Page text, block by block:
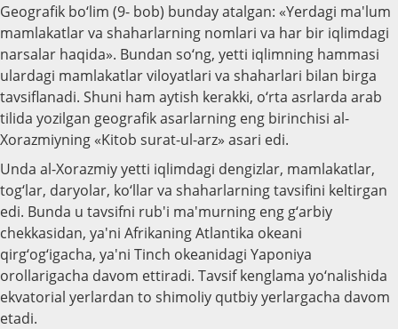
Geografik bo‘lim (9- bob) bunday atalgan: «Yerdagi ma'lum
mamlakatlar va shaharlarning nomlari va har bir iqlimdagi
narsalar haqida». Bundan so‘ng, yetti iqlimning hammasi
ulardagi mamlakatlar viloyatlari va shaharlari bilan birga
tavsiflanadi. Shuni ham aytish kerakki, o‘rta asrlarda arab
tilida yozilgan geografik asarlarning eng birinchisi al-
Xorazmiyning «Kitob surat-ul-arz» asari edi.
Unda al-Xorazmiy yetti iqlimdagi dengizlar, mamlakatlar,
tog‘lar, daryolar, ko‘llar va shaharlarning tavsifini keltirgan
edi. Bunda u tavsifni rub'i ma'murning eng g‘arbiy
chekkasidan, ya'ni Afrikaning Atlantika okeani
qirg‘og‘igacha, ya'ni Tinch okeanidagi Yaponiya
orollarigacha davom ettiradi. Tavsif kenglama yo‘nalishida
ekvatorial yerlardan to shimoliy qutbiy yerlargacha davom
etadi.